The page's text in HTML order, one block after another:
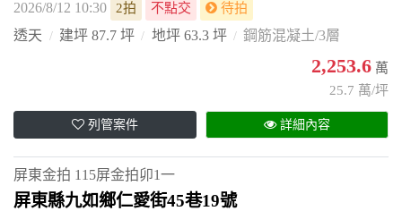
2026/8/12 10:30 2拍 不點交 待拍
透天 建坪 87.7 坪 地坪 63.3 坪 鋼筋混凝土/3層
2,253.6 萬
25.7 萬/坪
列管案件 詳細內容
屏東金拍 115屏金拍卯1一
屏東縣九如鄉仁愛街45巷19號